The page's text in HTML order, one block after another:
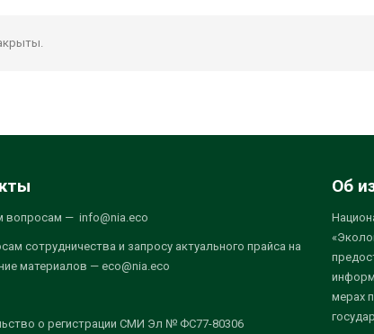
вопросам — info@nia.eco
сотрудничества и запросу актуального прайса на
материалов — eco@nia.eco
о регистрации СМИ Эл № ФС77-80306
Об
мерах